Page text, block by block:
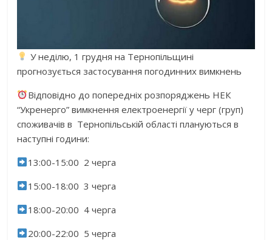
У неділю, 1 грудня на Тернопільщині
прогнозується застосування погодинних вимкнень
Відповідно до попередніх розпоряджень НЕК
“Укренерго” вимкнення електроенергії у черг (груп)
споживачів в Тернопільській області плануються в
наступні години:
13:00-15:00 2 черга
15:00-18:00 3 черга
18:00-20:00 4 черга
20:00-22:00 5 черга